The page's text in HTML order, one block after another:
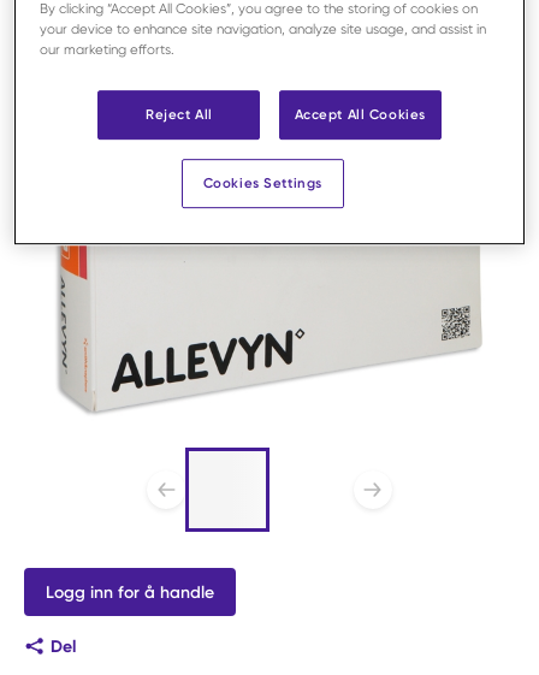
Forrige lysbilde
Logg inn for å handle
Del
By clicking “Accept All Cookies”, you agree to the storing of cookies on
your device to enhance site navigation, analyze site usage, and assist in
our marketing efforts.
Reject All Accept All Cookies
Cookies Settings